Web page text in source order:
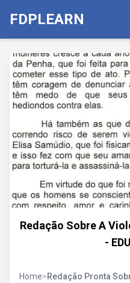
FDPLEARN
Redação Sobre A
-
Home>Redação Pronta